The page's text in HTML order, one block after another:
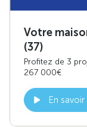
Votre
(37)
Profitez de 3
267 000€
En savoir